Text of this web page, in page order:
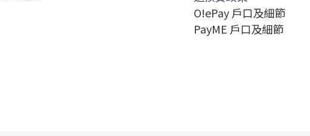
O!ePay 戶口及細節
PayME 戶口及細節